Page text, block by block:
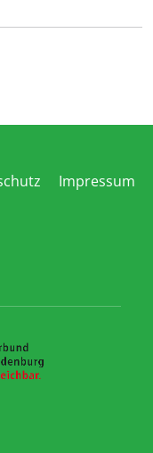
Impressum